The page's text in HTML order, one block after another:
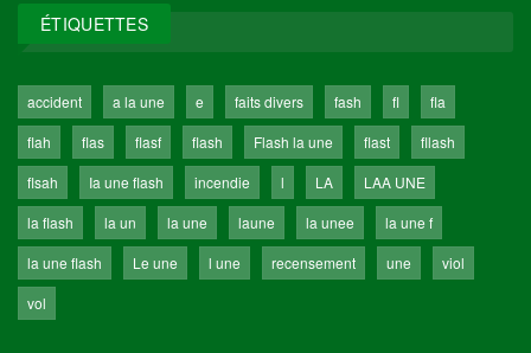
ÉTIQUETTES
accident a la une e faits divers fash fl
fla
flah
flas flasf flash Flash la une flast
fllash
flsah
Ia une flash incendie l LA
LAA UNE
la flash
la un la une laune la unee
la une f
la une flash
Le une l une recensement une
viol
vol